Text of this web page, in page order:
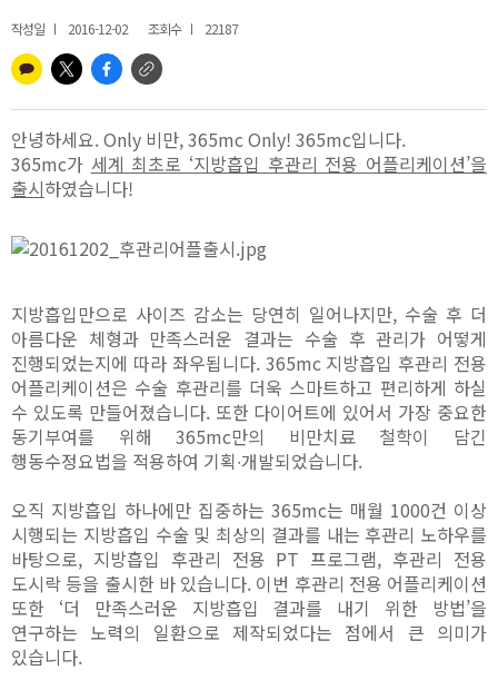
작성일 2016-12-02 조회수 22187
안녕하세요. Only 비만, 365mc Only! 365mc입니다.
365mc가 세계 최초로 ‘지방흡입 후관리 전용 어플리케이션’을
출시하였습니다!
지방흡입만으로 사이즈 감소는 당연히 일어나지만, 수술 후 더
아름다운 체형과 만족스러운 결과는 수술 후 관리가 어떻게
진행되었는지에 따라 좌우됩니다. 365mc 지방흡입 후관리 전용
어플리케이션은 수술 후관리를 더욱 스마트하고 편리하게 하실
수 있도록 만들어졌습니다. 또한 다이어트에 있어서 가장 중요한
동기부여를 위해 365mc만의 비만치료 철학이 담긴
행동수정요법을 적용하여 기획∙개발되었습니다.
오직 지방흡입 하나에만 집중하는 365mc는 매월 1000건 이상
시행되는 지방흡입 수술 및 최상의 결과를 내는 후관리 노하우를
바탕으로, 지방흡입 후관리 전용 PT 프로그램, 후관리 전용
도시락 등을 출시한 바 있습니다. 이번 후관리 전용 어플리케이션
또한 ‘더 만족스러운 지방흡입 결과를 내기 위한 방법’을
연구하는 노력의 일환으로 제작되었다는 점에서 큰 의미가
있습니다.